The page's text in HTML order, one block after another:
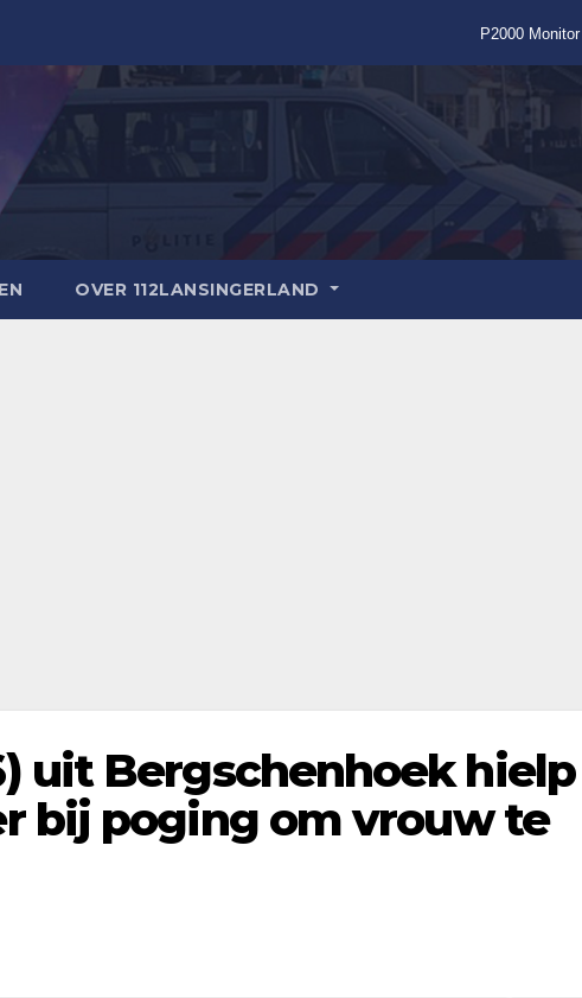
P2000 Monitor
OVER 112LANSINGERLAND
uit Bergschenhoek hielp
bij poging om vrouw te